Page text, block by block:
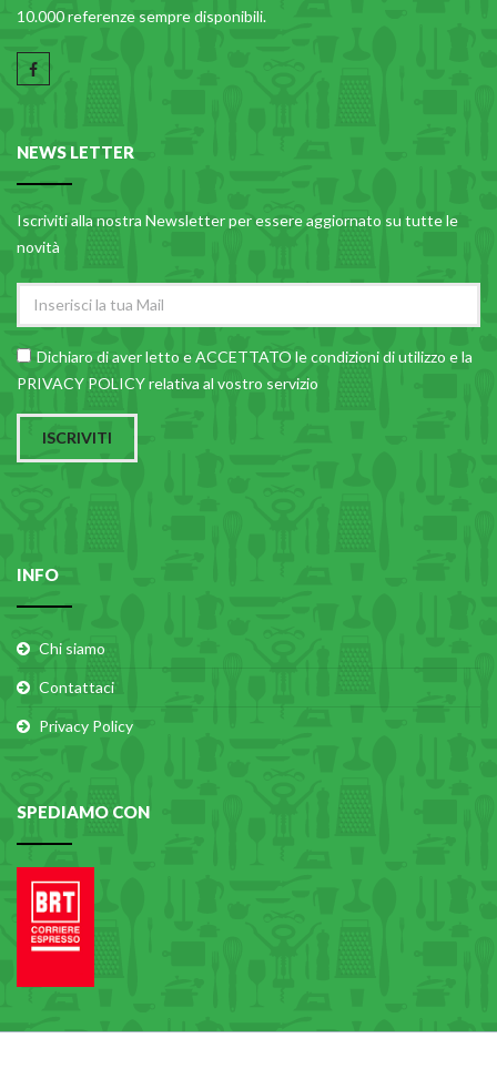
10.000 referenze sempre disponibili.
NEWS LETTER
Iscriviti alla nostra Newsletter per essere aggiornato su tutte le
novità
Dichiaro di aver letto e ACCETTATO lecondizioni di utilizzo e la
PRIVACY POLICY relativa al vostro servizio
ISCRIVITI
INFO
Chi siamo
Contattaci
Privacy Policy
SPEDIAMO CON